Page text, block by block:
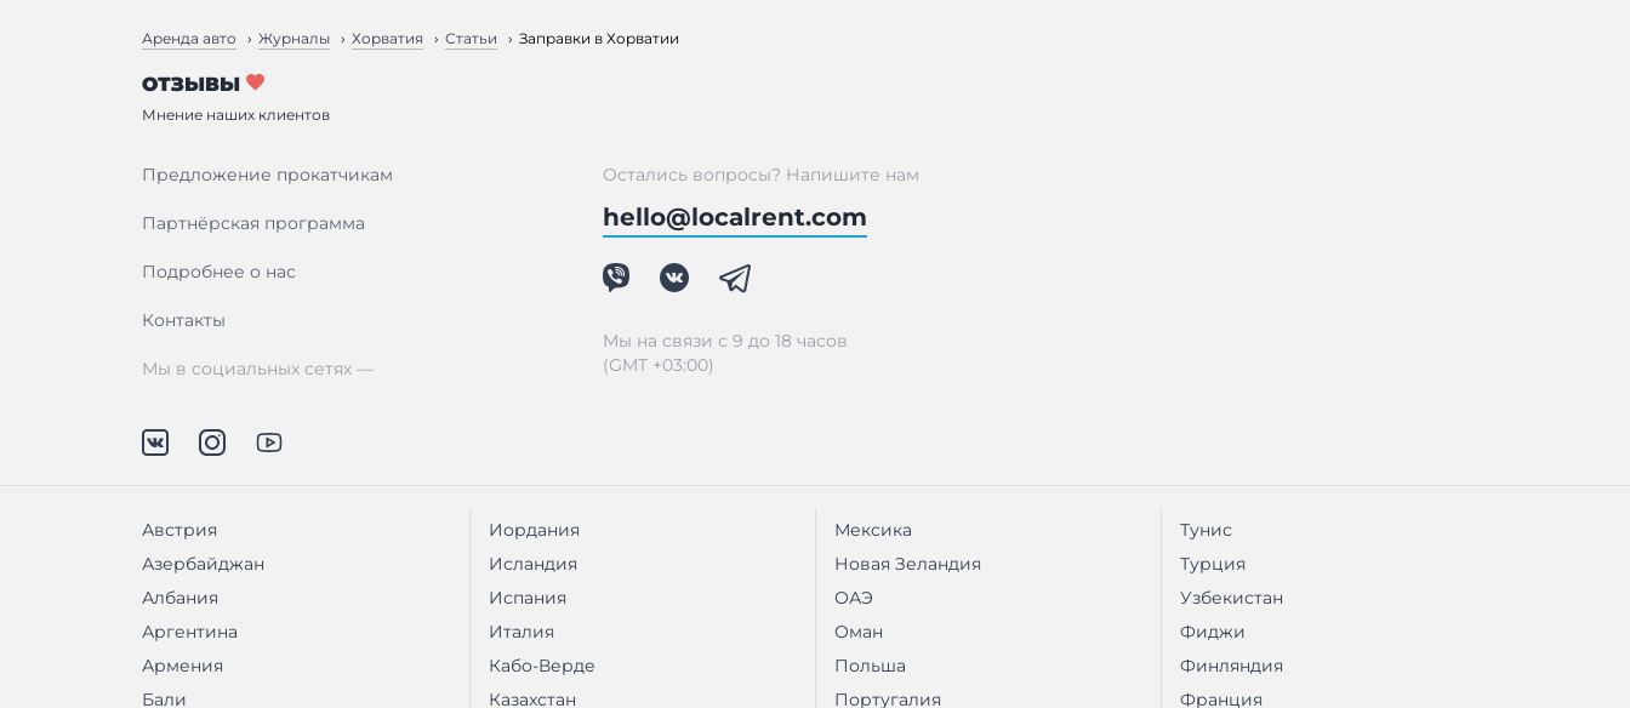
Аренда авто Журналы Хорватия Статьи Заправки в Хорватии
ОТЗЫВЫ
Мнение наших клиентов
Предложение прокатчикам
Партнёрская программа
Подробнее о нас
Контакты
Мы в социальных сетях —
Остались вопросы? Напишите нам
hello@localrent.com
Мы на связи с 9 до 18 часов
(GMT +03:00)
Австрия
Азербайджан
Албания
Аргентина
Армения
Бали
Иордания
Исландия
Испания
Италия
Кабо-Верде
Казахстан
Мексика
Новая Зеландия
ОАЭ
Оман
Польша
Португалия
Тунис
Турция
Узбекистан
Фиджи
Финляндия
Франция